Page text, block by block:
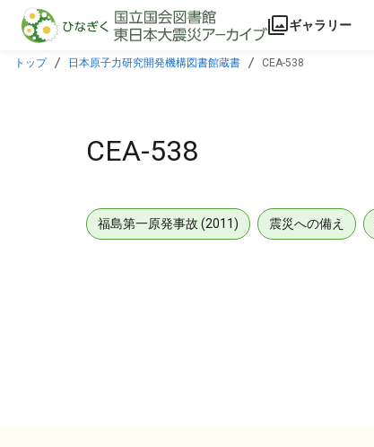
本文に飛ぶ
ギャラリー
トップ 日本原子力研究開発機構図書館蔵書 CEA-538
CEA-538
福島第一原発事故 (2011) 震災への備え